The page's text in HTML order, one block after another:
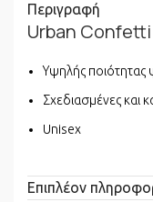
Περιγραφή
Urban
Υψηλής
Σχεδιασμένες και
Unisex
Επιπλέον